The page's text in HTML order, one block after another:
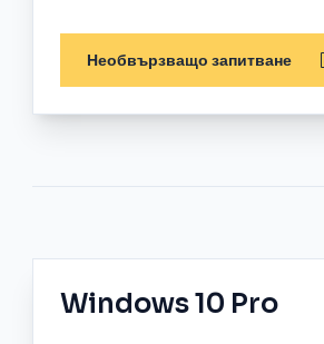
Необвързващо запитване
Windows 10 Pro